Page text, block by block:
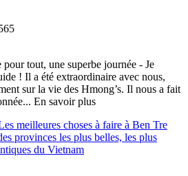
pour tout, une superbe journée - Je
! Il a été extraordinaire avec nous,
sur la vie des Hmong’s. Il nous a fait
... En savoir plus
meilleures choses à faire à Ben Tre
provinces les plus belles, les plus
du Vietnam